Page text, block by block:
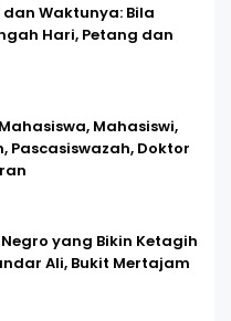
Waktunya: Bila
Hari, Petang dan
Mahasiswi,
Pascasiswazah, Doktor
yang Bikin Ketagih
Ali, Bukit Mertajam